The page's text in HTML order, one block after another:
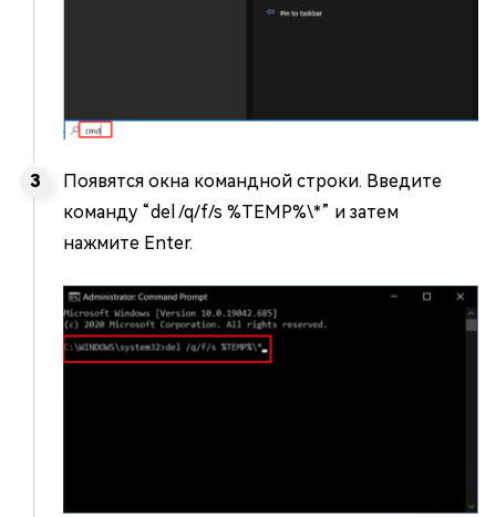
Появятся окна командной строки. Введите
команду “del /q/f/s %TEMP%\*” и затем
нажмите Enter.